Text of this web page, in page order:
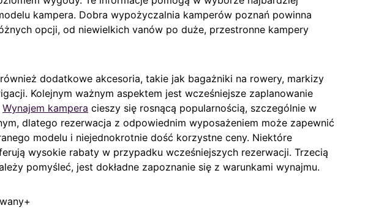
kampera. Dobra wypożyczalnia kamperów poznań powinna
opcji, od niewielkich vanów po duże, przestronne kampery
dodatkowe akcesoria, takie jak bagażniki na rowery, markizy
Kolejnym ważnym aspektem jest wcześniejsze zaplanowanie
Wynajem kampera cieszy się rosnącą popularnością, szczególnie w
dlatego rezerwacja z odpowiednim wyposażeniem może zapewnić
modelu i niejednokrotnie dość korzystne ceny. Niektóre
wysokie rabaty w przypadku wcześniejszych rezerwacji. Trzecią
pomyśleć, jest dokładne zapoznanie się z warunkami wynajmu.